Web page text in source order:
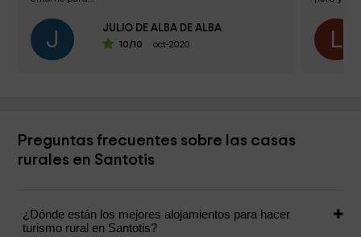
J JULIO DE ALBA DE ALBA
10/10 oct-2020 L
Preguntas frecuentes sobre las casas
rurales en Santotis
¿Dónde están los mejores alojamientos para hacer
turismo rural en Santotis?